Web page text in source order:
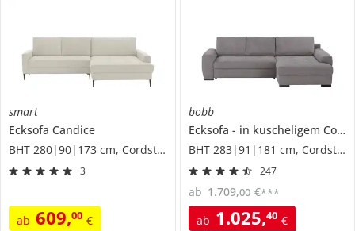
smart
Ecksofa Candice
BHT 280|90|173 cm, Cordstoff
3
ab 609,00 €
bobb
Ecksofa
in kuscheligem Cordstoff
BHT 283|91|181 cm, Cordstoff
247
ab 1.025,40 €
ab 1.709,00 €***